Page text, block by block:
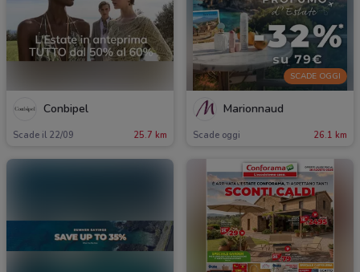
Conbipel
Scade il 22/09 25.7 km
SCADE OGGI
Marionnaud
Scade oggi 26.1 km